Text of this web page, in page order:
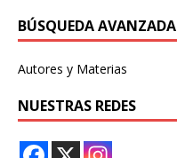
BÚSQUEDA AVANZADA
Autores y Materias
NUESTRAS REDES